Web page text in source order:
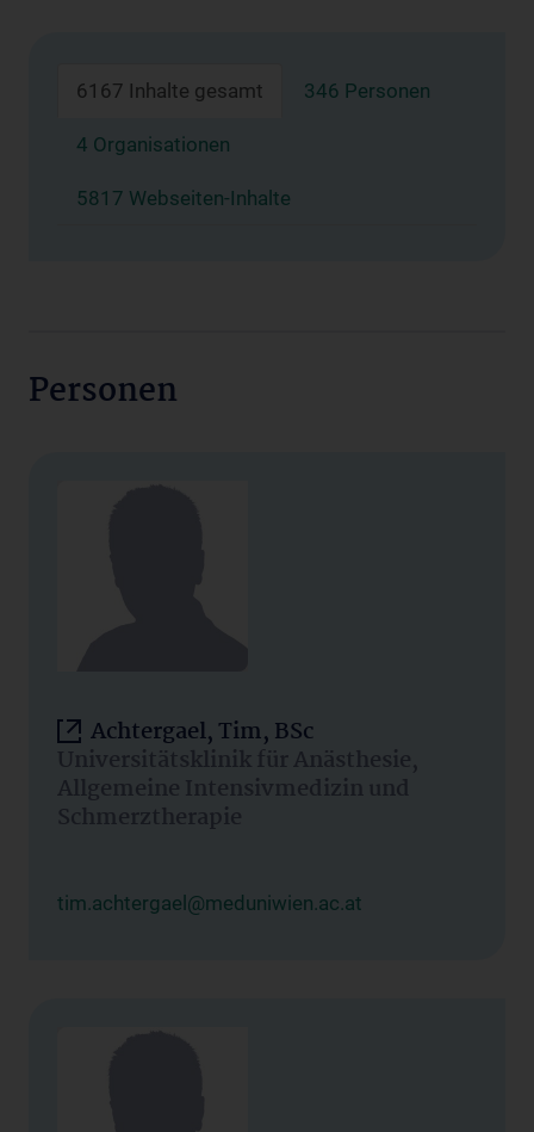
6167 Inhalte gesamt 346 Personen
4 Organisationen
5817 Webseiten-Inhalte
Personen
Achtergael, Tim, BSc
Universitätsklinik für Anästhesie,
Allgemeine Intensivmedizin und
Schmerztherapie
tim.achtergael@meduniwien.ac.at